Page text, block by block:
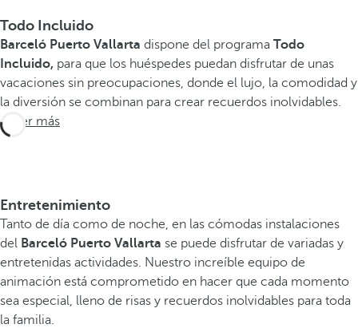
Todo Incluido
Barceló Puerto Vallarta dispone del programa Todo
Incluido, para que los huéspedes puedan disfrutar de unas
vacaciones sin preocupaciones, donde el lujo, la comodidad y
la diversión se combinan para crear recuerdos inolvidables.
Saber más
Entretenimiento
Tanto de día como de noche, en las cómodas instalaciones
del Barceló Puerto Vallarta se puede disfrutar de variadas y
entretenidas actividades. Nuestro increíble equipo de
animación está comprometido en hacer que cada momento
sea especial, lleno de risas y recuerdos inolvidables para toda
la familia.